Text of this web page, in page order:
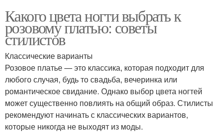
Какого цвета ногти выбрать к
розовому платью: советы
стилистов
Классические варианты
Розовое платье — это классика, которая подходит для
любого случая, будь то свадьба, вечеринка или
романтическое свидание. Однако выбор цвета ногтей
может существенно повлиять на общий образ. Стилисты
рекомендуют начинать с классических вариантов,
которые никогда не выходят из моды.